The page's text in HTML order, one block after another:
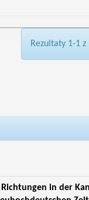
Rezultaty 1-1
Richtungen in der